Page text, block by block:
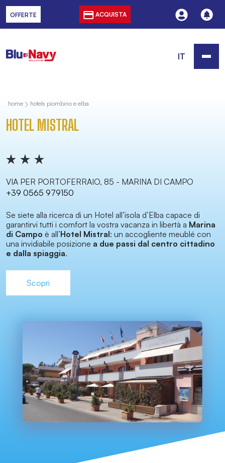
OFFERTE ACQUISTA
IT
home hotels piombino e elba
HOTEL MISTRAL
VIA PER PORTOFERRAIO, 85 - MARINA DI CAMPO
+39 0565 979150
Se siete alla ricerca di un Hotel all’isola d’Elba capace di
garantirvi tutti i comfort la vostra vacanza in libertà a Marina
di Campo è all’Hotel Mistral: un accogliente meublé con
una invidiabile posizione a due passi dal centro cittadino
e dalla spiaggia.
Scopri